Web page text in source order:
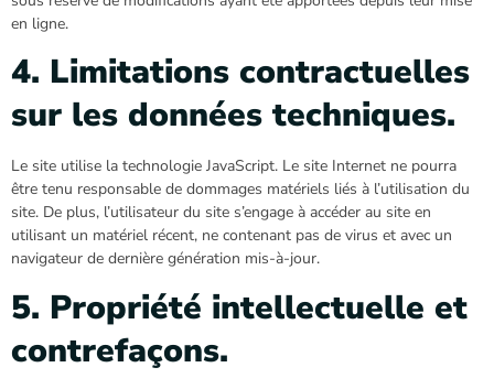
en ligne.
4. Limitations contractuelles
sur les données techniques.
Le site utilise la technologie JavaScript. Le site Internet ne pourra
être tenu responsable de dommages matériels liés à l’utilisation du
site. De plus, l’utilisateur du site s’engage à accéder au site en
utilisant un matériel récent, ne contenant pas de virus et avec un
navigateur de dernière génération mis-à-jour.
5. Propriété intellectuelle et
contrefaçons.